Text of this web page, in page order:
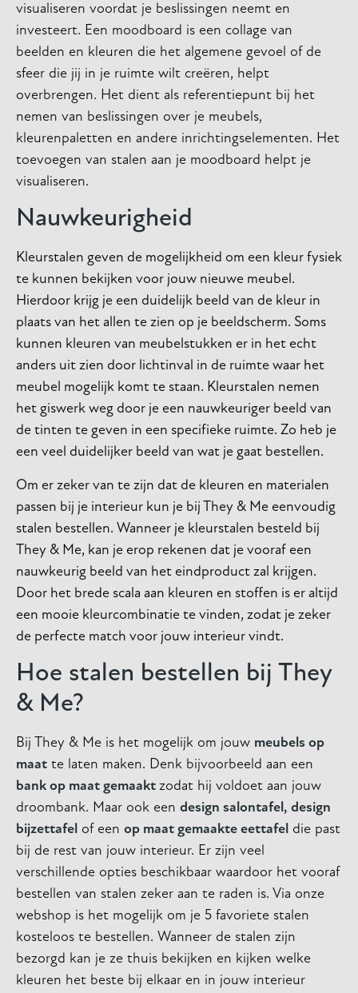
visualiseren voordat je beslissingen neemt en
investeert. Een moodboard is een collage van
beelden en kleuren die het algemene gevoel of de
sfeer die jij in je ruimte wilt creëren, helpt
overbrengen. Het dient als referentiepunt bij het
nemen van beslissingen over je meubels,
kleurenpaletten en andere inrichtingselementen. Het
toevoegen van stalen aan je moodboard helpt je
visualiseren.
Nauwkeurigheid
Kleurstalen geven de mogelijkheid om een kleur fysiek
te kunnen bekijken voor jouw nieuwe meubel.
Hierdoor krijg je een duidelijk beeld van de kleur in
plaats van het allen te zien op je beeldscherm. Soms
kunnen kleuren van meubelstukken er in het echt
anders uit zien door lichtinval in de ruimte waar het
meubel mogelijk komt te staan. Kleurstalen nemen
het giswerk weg door je een nauwkeuriger beeld van
de tinten te geven in een specifieke ruimte. Zo heb je
een veel duidelijker beeld van wat je gaat bestellen.
Om er zeker van te zijn dat de kleuren en materialen
passen bij je interieur kun je bij They & Me eenvoudig
stalen bestellen. Wanneer je kleurstalen besteld bij
They & Me, kan je erop rekenen dat je vooraf een
nauwkeurig beeld van het eindproduct zal krijgen.
Door het brede scala aan kleuren en stoffen is er altijd
een mooie kleurcombinatie te vinden, zodat je zeker
de perfecte match voor jouw interieur vindt.
Hoe stalen bestellen bij They
& Me?
Bij They & Me is het mogelijk om jouw meubels op
maat te laten maken. Denk bijvoorbeeld aan een
bank op maat gemaakt zodat hij voldoet aan jouw
droombank. Maar ook een design salontafel, design
bijzettafel of een op maat gemaakte eettafel die past
bij de rest van jouw interieur. Er zijn veel
verschillende opties beschikbaar waardoor het vooraf
bestellen van stalen zeker aan te raden is. Via onze
webshop is het mogelijk om je 5 favoriete stalen
kosteloos te bestellen. Wanneer de stalen zijn
bezorgd kan je ze thuis bekijken en kijken welke
kleuren het beste bij elkaar en in jouw interieur